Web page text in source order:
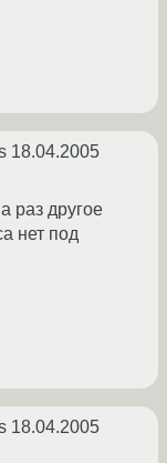
18.04.2005
раз другое
нет под
18.04.2005